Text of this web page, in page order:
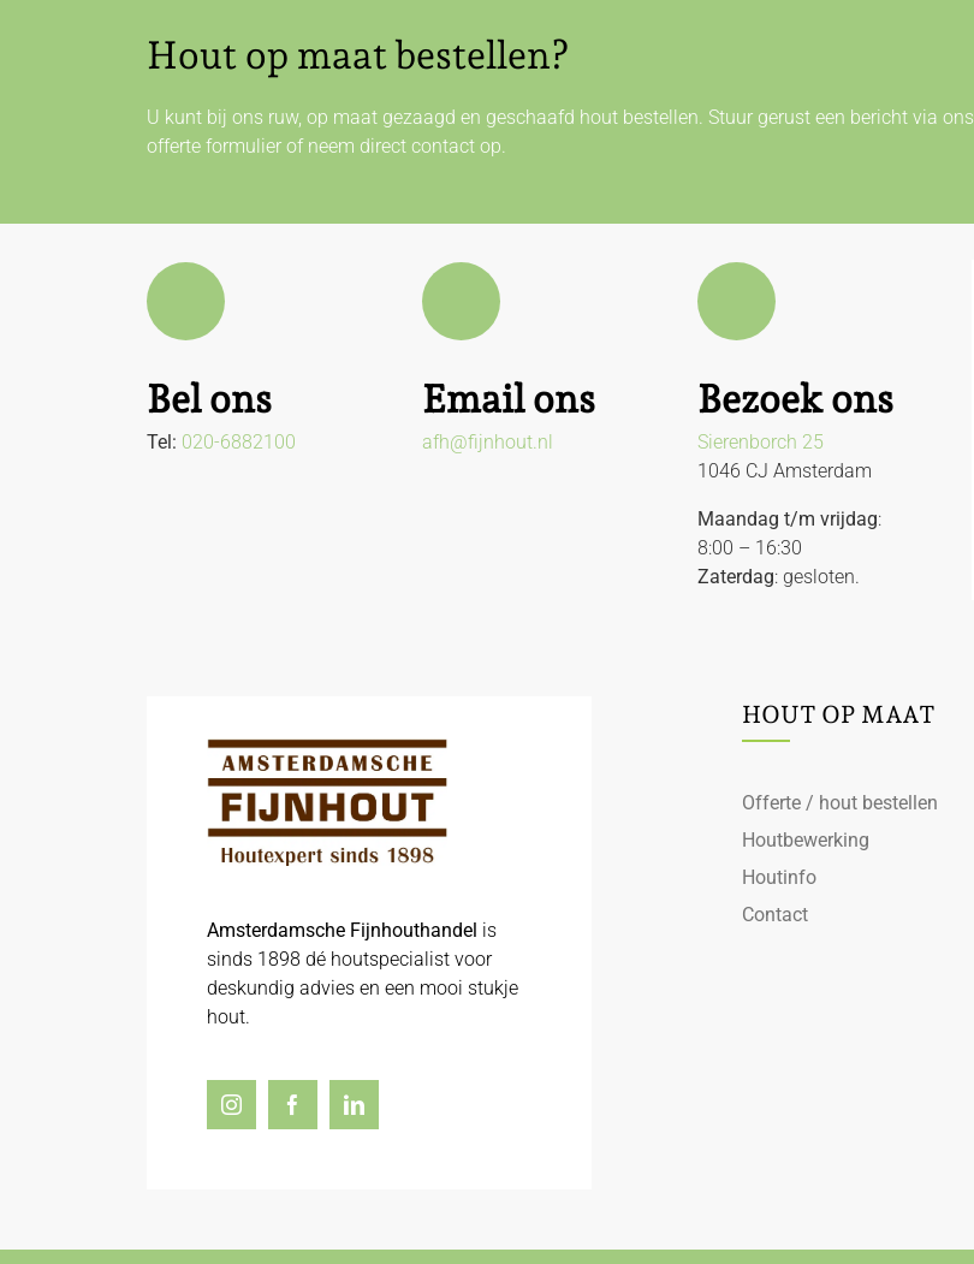
Hout op maat bestellen?
U kunt bij ons ruw, op maat gezaagd en geschaafd hout bestellen. Stuur gerust een bericht via ons
offerte formulier of neem direct contactop.
Bel ons
Tel: 020-6882100
Email ons
afh@fijnhout.nl
Bezoek ons
Sierenborch 25
1046 CJ Amsterdam
Maandag t/m vrijdag:
8:00 – 16:30
Zaterdag: gesloten.
Amsterdamsche Fijnhouthandel is
sinds 1898 dé houtspecialist voor
deskundig advies en een mooi stukje
hout.
HOUT OP MAAT
Offerte / hout bestellen
Houtbewerking
Houtinfo
Contact